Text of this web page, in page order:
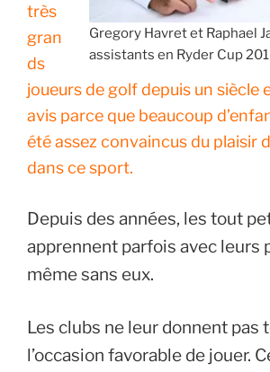
Gregory Havret et Raphael
assistants en Ryder Cup
très
gran
ds
joueurs de golf depuis un siècle
avis parce que beaucoup
été assez convaincus du plaisir
dans ce sport.
Depuis des années, les tout
apprennent parfois avec leurs
même sans eux.
Les clubs ne leur donnent pas
l’occasion favorable de jouer.